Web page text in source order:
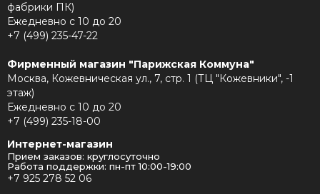
фабрики ПК)
Ежедневно с 10 до 20
+7 (499) 235-47-22
Фирменный магазин "Парижская Коммуна"
Москва, Кожевническая ул., 7, стр. 1 (ТЦ "Кожевники", -1
этаж)
Ежедневно с 10 до 20
+7 (499) 235-18-00
Интернет-магазин
Прием заказов: круглосуточно
Работа поддержки: пн-пт 10:00-19:00
+7 925 278 52 06